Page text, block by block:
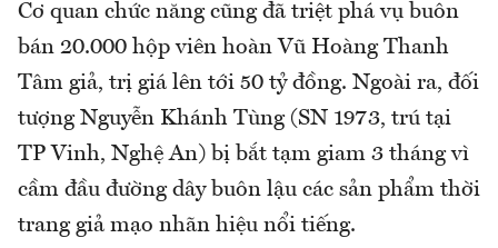
Cơ quan chức năng cũng đã triệt phá vụ buôn
bán 20.000 hộp viên hoàn Vũ Hoàng Thanh
Tâm giả, trị giá lên tới 50 tỷ đồng. Ngoài ra, đối
tượng Nguyễn Khánh Tùng (SN 1973, trú tại
TP Vinh, Nghệ An) bị bắt tạm giam 3 tháng vì
cầm đầu đường dây buôn lậu các sản phẩm thời
trang giả mạo nhãn hiệu nổi tiếng.